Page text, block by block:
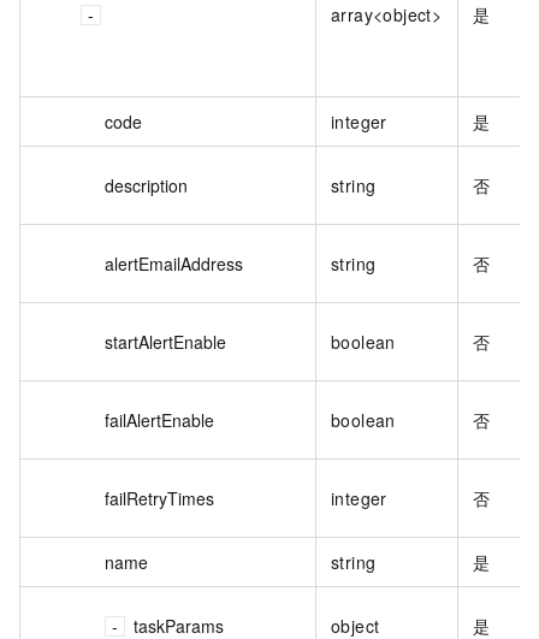
array<object> 是
code integer 是
description string 否
alertEmailAddress string 否
startAlertEnable boolean 否
failAlertEnable boolean 否
failRetryTimes integer 否
name string 是
taskParams object 是